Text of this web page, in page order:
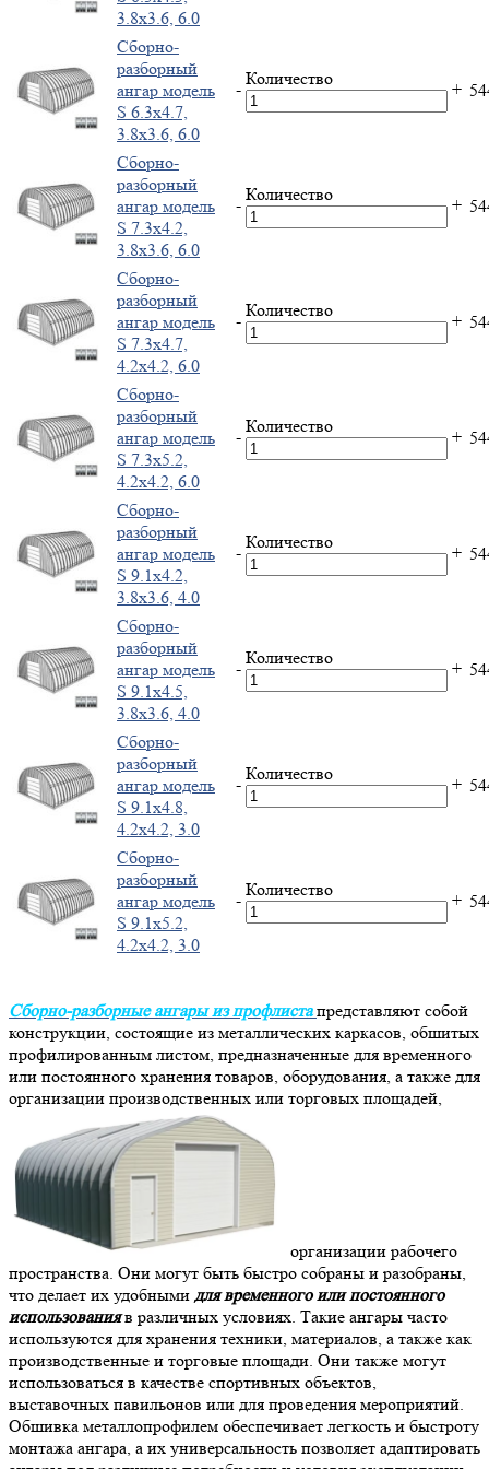
3.8x3.6, 6.0
Cборно-
разборный
ангар модель
S 6.3x4.7,
3.8x3.6, 6.0
-
Количество
+
Cборно-
разборный
ангар модель
S 7.3x4.2,
3.8x3.6, 6.0
-
Количество
+
Cборно-
разборный
ангар модель
S 7.3x4.7,
4.2x4.2, 6.0
-
Количество
+
Cборно-
разборный
ангар модель
S 7.3x5.2,
4.2x4.2, 6.0
-
Количество
+
Cборно-
разборный
ангар модель
S 9.1x4.2,
3.8x3.6, 4.0
-
Количество
+
Cборно-
разборный
ангар модель
S 9.1x4.5,
3.8x3.6, 4.0
-
Количество
+
Cборно-
разборный
ангар модель
S 9.1x4.8,
4.2x4.2, 3.0
-
Количество
+
Cборно-
разборный
ангар модель
S 9.1x5.2,
4.2x4.2, 3.0
-
Количество
+
Сборно-разборные ангары из профлиста представляют собой
конструкции, состоящие из металлических каркасов, обшитых
профилированным листом, предназначенные для временного
или постоянного хранения товаров, оборудования, а также для
организации производственных или торговых площадей,
организации рабочего
пространства. Они могут быть быстро собраны и разобраны,
что делает их удобными для временного или постоянного
использования в различных условиях. Такие ангары часто
используются для хранения техники, материалов, а также как
производственные и торговые площади. Они также могут
использоваться в качестве спортивных объектов,
выставочных павильонов или для проведения мероприятий.
Обшивка металлопрофилем обеспечивает легкость и быстроту
монтажа ангара, а их универсальность позволяет адаптировать